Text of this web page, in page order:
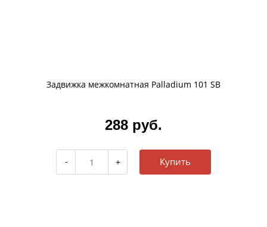
Задвижка межкомнатная Palladium 101 SB
288 руб.
Купить